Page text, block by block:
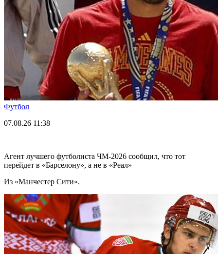
Футбол
07.08.26 11:38
Агент лучшего футболиста ЧМ-2026 cообщил, что тот
перейдет в «Барселону», а не в «Реал»
Из «Манчестер Сити».